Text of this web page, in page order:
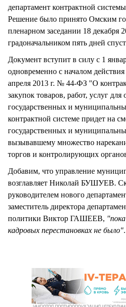
департамент контрактной
Решение было принято Омским
пленарном заседании 18 декабря
градоначальником пять дней
Документ вступит в силу с 1
одновременно с началом действия
апреля 2013 г. № 44-ФЗ "О
закупок товаров, работ, услуг для
государственных и
контрактной системе придет на
государственных и
вызывавшему множество
торгов и контролирующих
Добавим, что управление
возглавляет Николай БУШУЕВ.
руководителем нового
заместитель директора
политики Виктор ГАШЕЕВ,
кадровых перестановках не было".